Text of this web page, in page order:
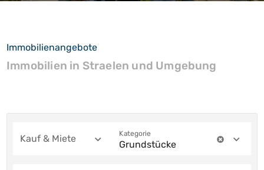
Immobilienangebote
Immobilien in Straelen und Umgebung
Kauf & Miete Kategorie
Grundstücke